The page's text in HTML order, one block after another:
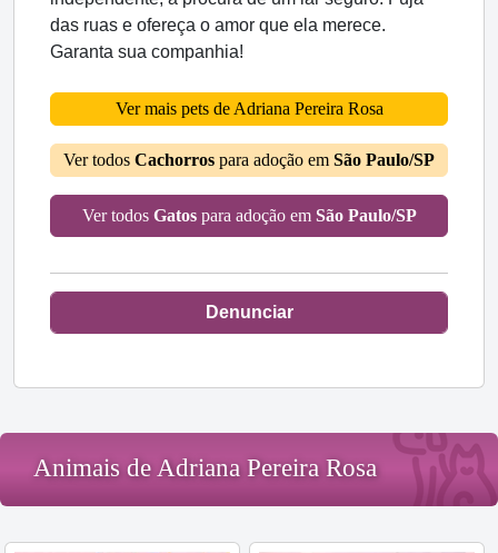
das ruas e ofereça o amor que ela merece.
Garanta sua companhia!
Ver mais pets de Adriana Pereira Rosa
Ver todos Cachorros para adoção em São Paulo/SP
Ver todos Gatospara adoção em São Paulo/SP
Denunciar
Animais de Adriana Pereira Rosa